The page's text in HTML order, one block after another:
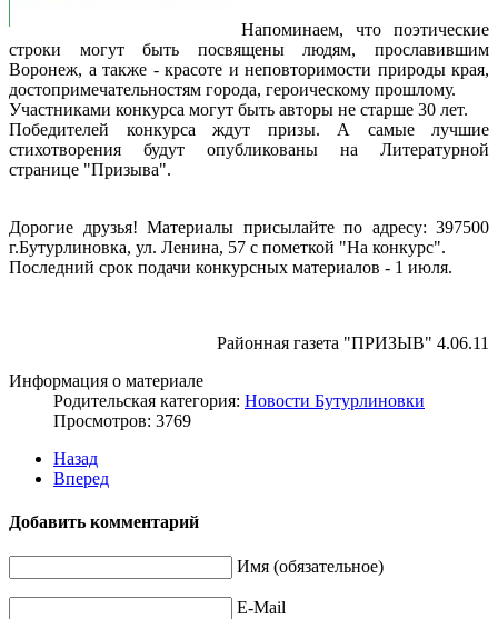
Напоминаем, что поэтические
строки могут быть посвящены людям, прославившим
Воронеж, а также - красоте и неповторимости природы края,
достопримечательностям города, героическому прошлому.
Участниками конкурса могут быть авторы не старше 30 лет.
Победителей конкурса ждут призы. А самые лучшие
стихотворения будут опубликованы на Литературной
странице "Призыва".
Дорогие друзья! Материалы присылайте по адресу: 397500
г.Бутурлиновка, ул. Ленина, 57 с пометкой "На конкурс".
Последний срок подачи конкурсных материалов - 1 июля.
Районная газета "ПРИЗЫВ" 4.06.11
Информация о материале
Родительская категория: Новости Бутурлиновки
Просмотров: 3769
Назад
Вперед
Добавить комментарий
Имя (обязательное)
E-Mail